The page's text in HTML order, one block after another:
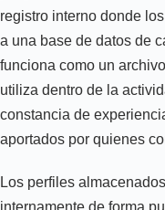
registro interno donde
a una base de datos de
funciona como un
utiliza dentro de la
constancia de
aportados por quienes
Los perfiles
internamente de forma